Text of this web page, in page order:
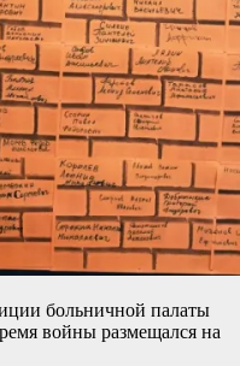
больничной палаты
войны размещался на